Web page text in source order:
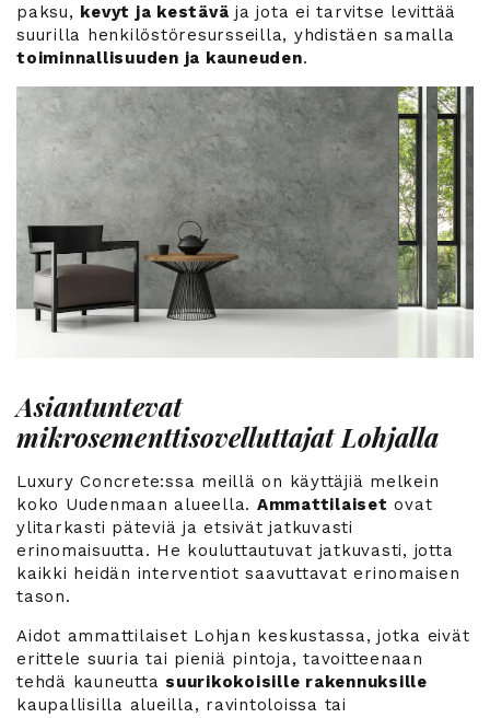
paksu, kevyt ja kestävä ja jota ei tarvitse levittää
suurilla henkilöstöresursseilla, yhdistäen samalla
toiminnallisuuden ja kauneuden.
Asiantuntevat
mikrosementtisovelluttajat Lohjalla
Luxury Concrete:ssa meillä on käyttäjiä melkein
koko Uudenmaan alueella. Ammattilaiset ovat
ylitarkasti päteviä ja etsivät jatkuvasti
erinomaisuutta. He kouluttautuvat jatkuvasti, jotta
kaikki heidän interventiot saavuttavat erinomaisen
tason.
Aidot ammattilaiset Lohjan keskustassa, jotka eivät
erittele suuria tai pieniä pintoja, tavoitteenaan
tehdä kauneutta suurikokoisille rakennuksille
kaupallisilla alueilla, ravintoloissa tai